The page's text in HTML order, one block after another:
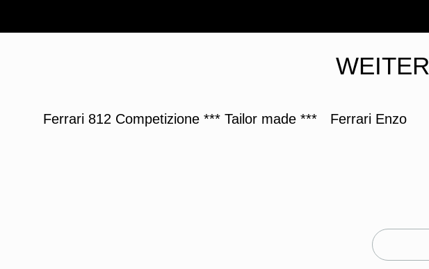
Ferrari 812 Competizione *** Tailor made *** Ferrari Enzo